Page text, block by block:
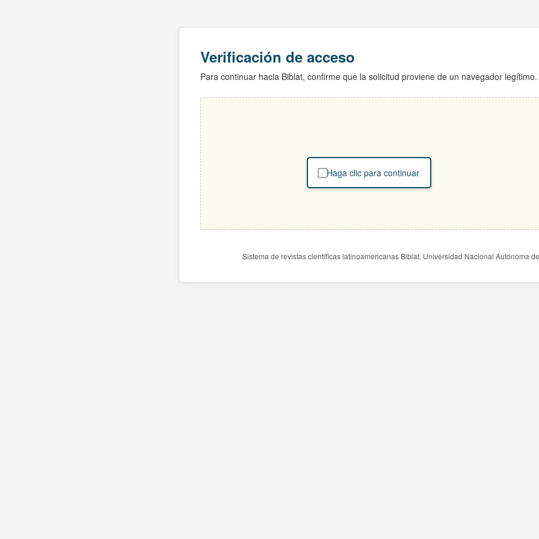
Verificación de acceso
Para continuar hacia Biblat, confirme que la solicitud proviene de un navegador legítimo.
Haga clic para continuar
Sistema de revistas científicas latinoamericanas Biblat. Universidad Nacional Autónoma